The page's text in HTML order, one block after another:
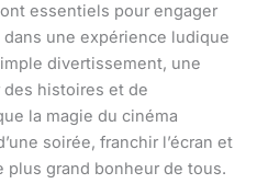
essentiels pour engager
une expérience ludique
divertissement, une
histoires et de
la magie du cinéma
soirée, franchir l’écran et
plus grand bonheur de tous.